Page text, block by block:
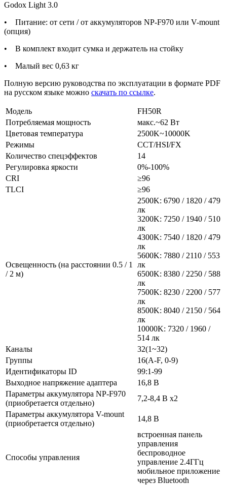
Godox Light 3.0
• Питание: от сети / от аккумуляторов NP-F970 или V-mount
(опция)
• В комплект входит сумка и держатель на стойку
• Малый вес 0,63 кг
Полную версию руководства по эксплуатации в формате PDF
на русском языке можно скачать по ссылке.
Модель
FH50R
Потребляемая мощность
макс.~62 Вт
Цветовая температура
2500K~10000K
Режимы
ССТ/HSI/FX
Количество спецэффектов
14
Регулировка яркости
0%-100%
CRI
≥96
TLCI
≥96
Освещенность (на расстоянии 0.5 / 1
/ 2 м)
2500K: 6790 / 1820 / 479
лк
3200K: 7250 / 1940 / 510
лк
4300K: 7540 / 1820 / 479
лк
5600K: 7880 / 2110 / 553
лк
6500K: 8380 / 2250 / 588
лк
7500K: 8230 / 2200 / 577
лк
8500K: 8040 / 2150 / 564
лк
10000K: 7320 / 1960 /
514 лк
Каналы
32(1~32)
Группы
16(A-F, 0-9)
Идентификаторы ID
99:1-99
Выходное напряжение адаптера
16,8 В
Параметры аккумулятора NP-F970
(приобретается отдельно)
7,2-8,4 В х2
Параметры аккумулятора V-mount
(приобретается отдельно)
14,8 В
Способы управления
встроенная панель
управления
беспроводное
управление 2.4ГГц
мобильное приложение
через Bluetooth